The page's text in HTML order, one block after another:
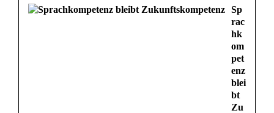
Sp
rac
hk
om
pet
enz
blei
bt
Zu